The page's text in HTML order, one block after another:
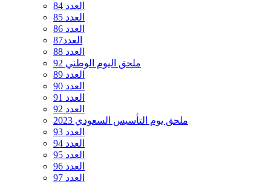
العدد 84
العدد 85
العدد 86
العدد87
العدد 88
ملحق اليوم الوطني 92
العدد 89
العدد 90
العدد 91
العدد 92
ملحق يوم التأسيس السعودي 2023
العدد 93
العدد 94
العدد 95
العدد 96
العدد 97